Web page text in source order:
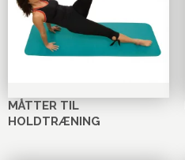
MÅTTER TIL
HOLDTRÆNING